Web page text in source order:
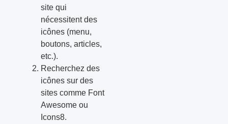
site qui
nécessitent des
icônes (menu,
boutons, articles,
etc.).
Recherchez des
icônes sur des
sites comme Font
Awesome ou
Icons8.